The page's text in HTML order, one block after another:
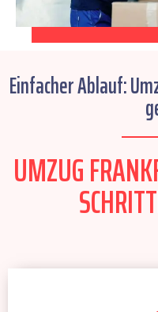
Einfacher Ablauf:
UMZUG